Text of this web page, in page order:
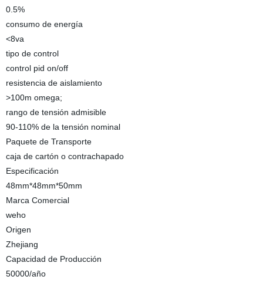
0.5%
consumo de energía
<8va
tipo de control
control pid on/off
resistencia de aislamiento
>100m omega;
rango de tensión admisible
90-110% de la tensión nominal
Paquete de Transporte
caja de cartón o contrachapado
Especificación
48mm*48mm*50mm
Marca Comercial
weho
Origen
Zhejiang
Capacidad de Producción
50000/año